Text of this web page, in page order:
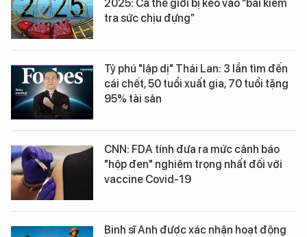
2025: Cả thế giới bị kéo vào “bài kiểm
tra sức chịu đựng”
Tỷ phú "lập dị" Thái Lan: 3 lần tìm đến
cái chết, 50 tuổi xuất gia, 70 tuổi tặng
95% tài sản
CNN: FDA tính đưa ra mức cảnh báo
"hộp đen" nghiêm trọng nhất đối với
vaccine Covid-19
Binh sĩ Anh được xác nhận hoạt động